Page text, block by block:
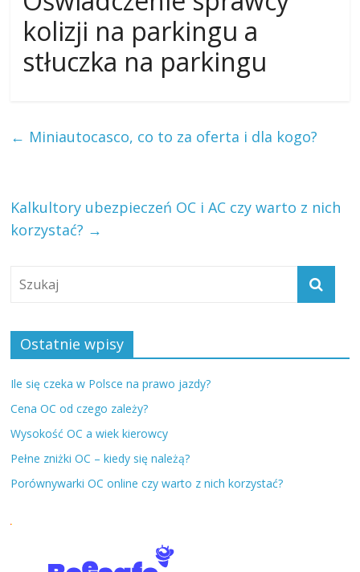
kolizji na parkingu a
stłuczka na parkingu
← Miniautocasco, co to za oferta i dla kogo?
Kalkultory ubezpieczeń OC i AC czy warto z nich
korzystać? →
Ostatnie wpisy
Ile się czeka w Polsce na prawo jazdy?
Cena OC od czego zależy?
Wysokość OC a wiek kierowcy
Pełne zniżki OC – kiedy się należą?
Porównywarki OC online czy warto z nich korzystać?